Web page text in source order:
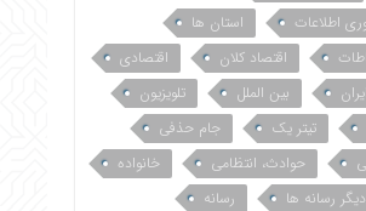
اطلاعات
استان ها
اقتصاد کلان
اقتصادی
ایران بین الملل
تلویزیون
تیتر یک
جام حذفی
حوادث، انتظامی
خانواده
دیگر رسانه ها
رسانه